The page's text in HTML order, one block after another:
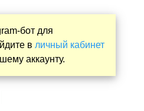
бот для
в личный кабинет
аккаунту.